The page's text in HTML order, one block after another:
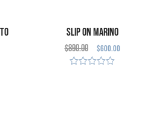
Slip on Marino
$890.00 $600.00